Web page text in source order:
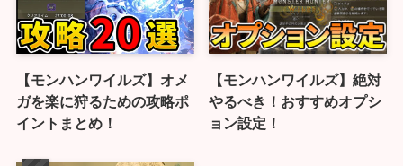
【モンハンワイルズ】オメ
ガを楽に狩るための攻略ポ
イントまとめ！
【モンハンワイルズ】絶対
やるべき！おすすめオプシ
ョン設定！